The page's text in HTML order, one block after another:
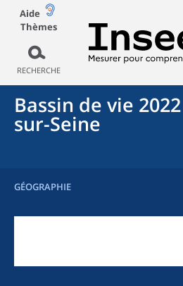
Aide
Thèmes
RECHERCHE
Bassin de vie 2022
sur-Seine
GÉOGRAPHIE